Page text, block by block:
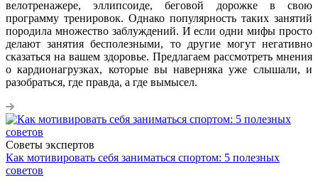
велотренажере, эллипсоиде, беговой дорожке в свою
программу тренировок. Однако популярность таких занятий
породила множество заблуждений. И если одни мифы просто
делают занятия бесполезными, то другие могут негативно
сказаться на вашем здоровье. Предлагаем рассмотреть мнения
о кардионагрузках, которые вы наверняка уже слышали, и
разобраться, где правда, а где вымысел.
Советы экспертов
Как мотивировать себя заниматься спортом: 5 полезных
советов